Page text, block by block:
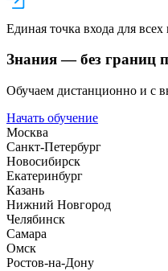
Единая точка входа для
Знания — без границ
Обучаем дистанционно и с
Начать обучение
Москва
Санкт-Петербург
Новосибирск
Екатеринбург
Казань
Нижний Новгород
Челябинск
Самара
Омск
Ростов-на-Дону